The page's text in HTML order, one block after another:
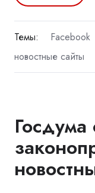
Темы: Facebook
новостные сайты
Госдума